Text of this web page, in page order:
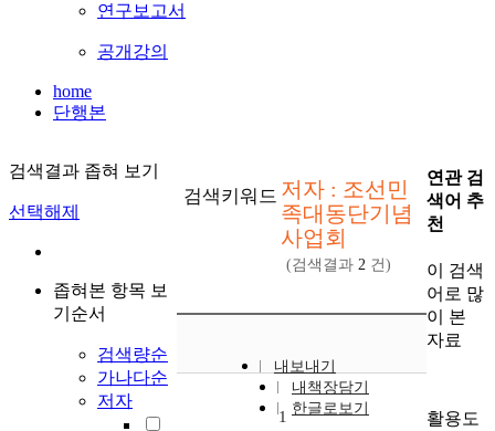
연구보고서
공개강의
home
단행본
검색결과 좁혀 보기
선택해제
좁혀본 항목 보
기순서
검색량순
가나다순
저자
검색키워드 저자 : 조선민
족대동단기념
사업회
(검색결과 2 건)
내보내기
내책장담기
한글로보기
1
연관 검
색어 추
천
이 검색
어로 많
이 본
자료
활용도